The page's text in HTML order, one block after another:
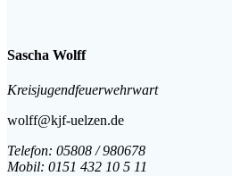
Sascha Wolff
Kreisjugendfeuerwehrwart
wolff@kjf-uelzen.de
Telefon: 05808 / 980678
Mobil: 0151 432 10 5 11